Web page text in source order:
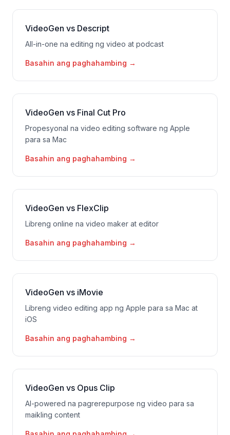
VideoGen vs Descript
All-in-one na editing ng video at podcast
Basahin ang paghahambing →
VideoGen vs Final Cut Pro
Propesyonal na video editing software ng Apple
para sa Mac
Basahin ang paghahambing →
VideoGen vs FlexClip
Libreng online na video maker at editor
Basahin ang paghahambing →
VideoGen vs iMovie
Libreng video editing app ng Apple para sa Mac at
iOS
Basahin ang paghahambing →
VideoGen vs Opus Clip
AI-powered na pagrerepurpose ng video para sa
maikling content